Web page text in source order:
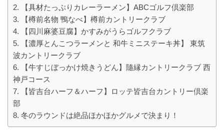
【具材たっぷりカレーラーメン】ABCゴルフ倶楽部
【樽前名物 鴨なべ】樽前カントリークラブ
【四川麻婆豆腐】かすみがうらゴルフクラブ
【濃厚とんこつラーメンと 和牛ミニステーキ丼】 東筑
波カントリークラブ
【牛すじぼっかけ焼きうどん】隨縁カントリークラブ 西
神戸コース
【皆吉台ハーフ＆ハーフ】ロッテ皆吉台カントリー倶楽
部
冬のラウンドは絶品ほかほかグルメで決まり！